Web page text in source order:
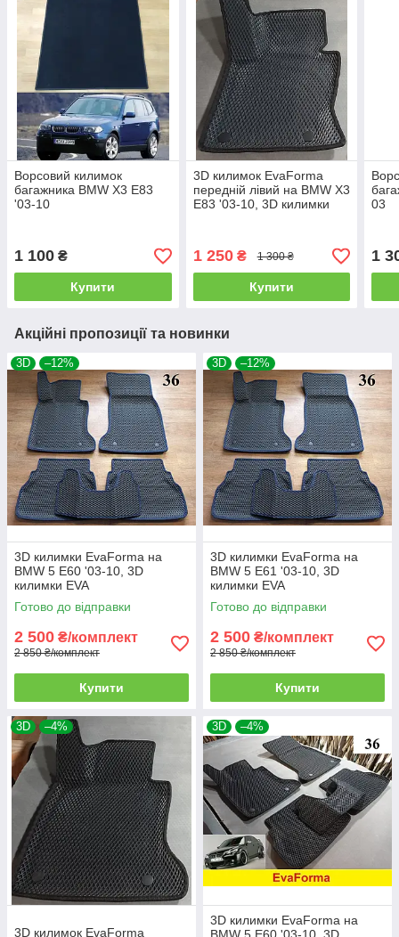
Ворсовий килимок
багажника BMW X3 E83
'03-10
1 100 ₴
Купити
3D килимок EvaForma
передній лівий на BMW X3
E83 '03-10, 3D килимки
1 250₴ 1 300 ₴
Купити
03
1
Акційні пропозиції та новинки
3D –12%
3D килимки EvaForma на
BMW 5 E60 '03-10, 3D
килимки EVA
Готово до відправки
2 500 ₴/комплект
2 850 ₴/комплект
Купити
3D –12%
3D килимки EvaForma на
BMW 5 E61 '03-10, 3D
килимки EVA
Готово до відправки
2 500 ₴/комплект
2 850 ₴/комплект
Купити
3D –4%
3D килимок EvaForma
3D –4%
3D килимки EvaForma на